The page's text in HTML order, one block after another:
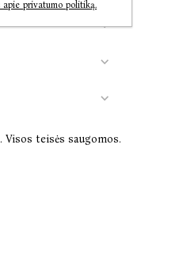
teisės saugomos.
privatumo politiką.